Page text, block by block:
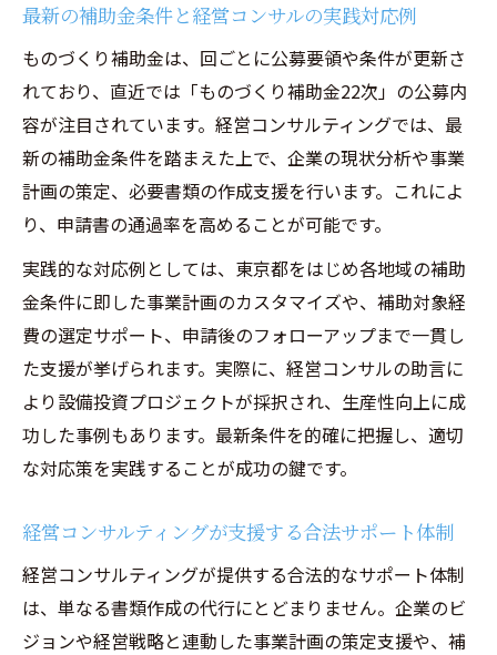
最新の補助金条件と経営コンサルの実践対応例
ものづくり補助金は、回ごとに公募要領や条件が更新さ
れており、直近では「ものづくり補助金22次」の公募内
容が注目されています。経営コンサルティングでは、最
新の補助金条件を踏まえた上で、企業の現状分析や事業
計画の策定、必要書類の作成支援を行います。これによ
り、申請書の通過率を高めることが可能です。
実践的な対応例としては、東京都をはじめ各地域の補助
金条件に即した事業計画のカスタマイズや、補助対象経
費の選定サポート、申請後のフォローアップまで一貫し
た支援が挙げられます。実際に、経営コンサルの助言に
より設備投資プロジェクトが採択され、生産性向上に成
功した事例もあります。最新条件を的確に把握し、適切
な対応策を実践することが成功の鍵です。
経営コンサルティングが支援する合法サポート体制
経営コンサルティングが提供する合法的なサポート体制
は、単なる書類作成の代行にとどまりません。企業のビ
ジョンや経営戦略と連動した事業計画の策定支援や、補